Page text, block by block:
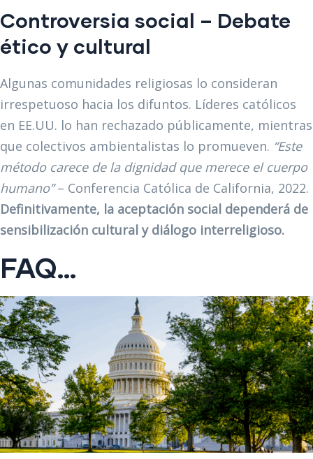
Controversia social – Debate
ético y cultural
Algunas comunidades religiosas lo consideran
irrespetuoso hacia los difuntos. Líderes católicos
en EE.UU. lo han rechazado públicamente, mientras
que colectivos ambientalistas lo promueven. “Este
método carece de la dignidad que merece el cuerpo
humano”– Conferencia Católica de California, 2022.
Definitivamente, la aceptación social dependerá de
sensibilización cultural y diálogo interreligioso.
FAQ…